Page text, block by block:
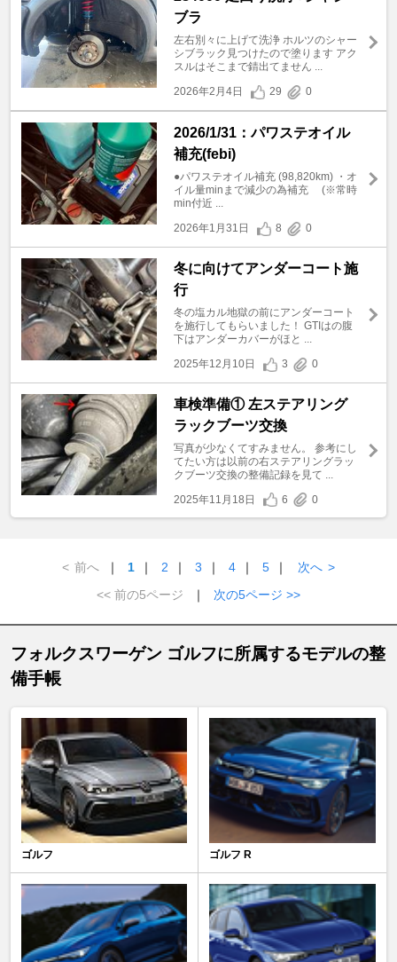
ブラ
左右別々に上げて洗浄 ホルツのシャー
シブラック見つけたので塗ります アク
スルはそこまで錆出てません ...
2026年2月4日
29 0
2026/1/31：パワステオイル
補充(febi)
●パワステオイル補充 (98,820km) ・オ
イル量minまで減少の為補充 (※常時
min付近 ...
2026年1月31日
8 0
冬に向けてアンダーコート施
行
冬の塩カル地獄の前にアンダーコート
を施行してもらいました！ GTIはの腹
下はアンダーカバーがほと ...
2025年12月10日
3 0
車検準備① 左ステアリング
ラックブーツ交換
写真が少なくてすみません。 参考にし
てたい方は以前の右ステアリングラッ
クブーツ交換の整備記録を見て ...
2025年11月18日
6 0
< 前へ ｜ 1 ｜ 2 ｜ 3 ｜ 4 ｜ 5 ｜ 次へ >
<< 前の5ページ
｜ 次の5ページ >>
フォルクスワーゲン ゴルフに所属するモデルの整
備手帳
ゴルフ ゴルフ R